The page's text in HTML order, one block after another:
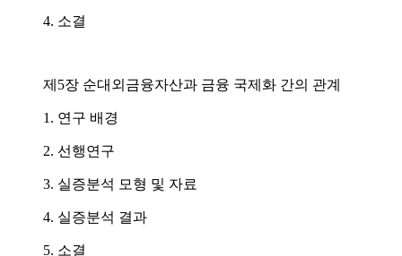
4. 소결
제5장 순대외금융자산과 금융 국제화 간의 관계
1. 연구 배경
2. 선행연구
3. 실증분석 모형 및 자료
4. 실증분석 결과
5. 소결